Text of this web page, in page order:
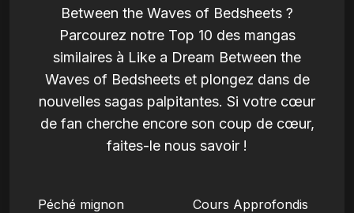
Between the Waves of Bedsheets ?
Parcourez notre Top 10 des mangas
similaires à Like a Dream Between the
Waves of Bedsheets et plongez dans de
nouvelles sagas palpitantes. Si votre cœur
de fan cherche encore son coup de cœur,
faites-le nous savoir !
Péché mignon
Cours Approfondis